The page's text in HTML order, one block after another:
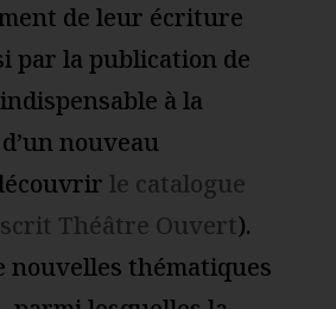
de leur écriture
par la publication de
à la
nouveau
le catalogue
Théâtre Ouvert).
nouvelles thématiques